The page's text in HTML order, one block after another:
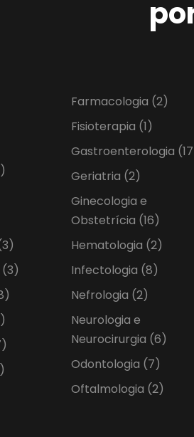
(3)
Farmacologia (2)
Fisioterapia (1)
Gastroenterologia
Geriatria (2)
Ginecologia e
Obstetrícia (16)
Hematologia (2)
Infectologia (8)
Nefrologia (2)
Neurologia e
Neurocirurgia (6)
Odontologia (7)
Oftalmologia (2)